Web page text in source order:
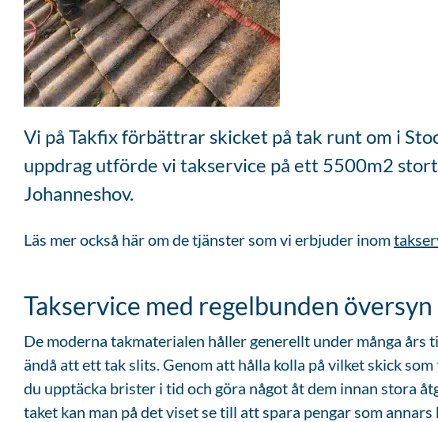
Vi på Takfix förbättrar skicket på tak runt om i
uppdrag utförde vi takservice på ett 5500m2
Johanneshov.
Läs mer också här om de tjänster som vi erbjuder inom
Takservice med regelbunden översyn
De moderna takmaterialen håller generellt under många års
ändå att ett tak slits. Genom att hålla kolla på vilket skick
du upptäcka brister i tid och göra något åt dem innan stora
taket kan man på det viset se till att spara pengar som